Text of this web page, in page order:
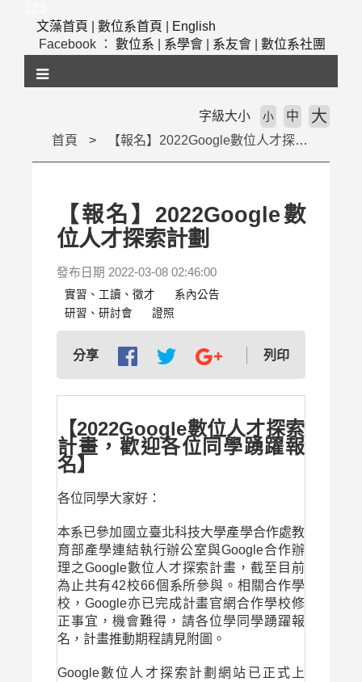
文藻首頁
數位系首頁
English
Facebook ： 數位系 系學會 系友會 數位系社團
首頁 【報名】2022Google數位人才探索計劃
字級大小 小 中 大
【報名】2022Google數
位人才探索計劃
發布日期 2022-03-08 02:46:00
實習、工讀、徵才
系內公告
研習、研討會
證照
分享 列印
【2022Google數位人才探索
計畫，歡迎各位同學踴躍報
名】
各位同學大家好：
本系已參加國立臺北科技大學產學合作處教
育部產學連結執行辦公室與Google合作辦
理之Google數位人才探索計畫，截至目前
為止共有42校66個系所參與。相關合作學
校，Google亦已完成計畫官網合作學校修
正事宜，機會難得，請各位學同學踴躍報
名，計畫推動期程請見附圖。
Google數位人才探索計劃網站已正式上